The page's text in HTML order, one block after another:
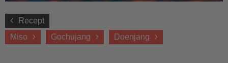
Recept
Miso
Gochujang Doenjang